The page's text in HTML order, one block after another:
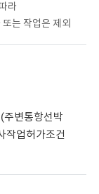
라
는 작업은 제외
변통항선박
업허가조건